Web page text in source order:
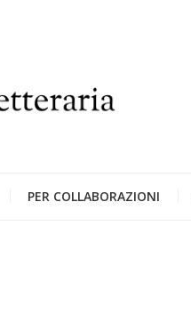
PER COLLABORAZIONI